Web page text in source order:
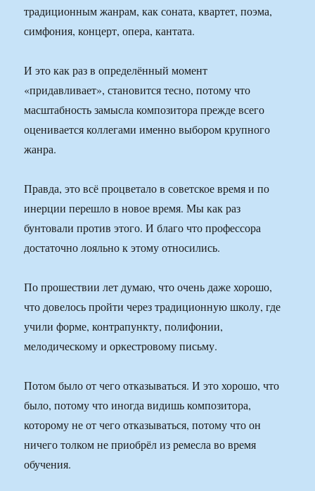
традиционным жанрам, как соната, квартет, поэма,
симфония, концерт, опера, кантата.
И это как раз в определённый момент
«придавливает», становится тесно, потому что
масштабность замысла композитора прежде всего
оценивается коллегами именно выбором крупного
жанра.
Правда, это всё процветало в советское время и по
инерции перешло в новое время. Мы как раз
бунтовали против этого. И благо что профессора
достаточно лояльно к этому относились.
По прошествии лет думаю, что очень даже хорошо,
что довелось пройти через традиционную школу, где
учили форме, контрапункту, полифонии,
мелодическому и оркестровому письму.
Потом было от чего отказываться. И это хорошо, что
было, потому что иногда видишь композитора,
которому не от чего отказываться, потому что он
ничего толком не приобрёл из ремесла во время
обучения.